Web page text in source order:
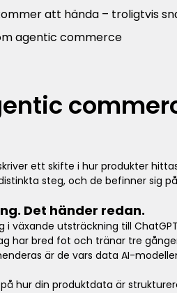
att hända – troligtvis
agentic commerce
ett skifte i hur produkter
steg, och de befinner sig
Det händer redan.
i växande utsträckning till
har bred fot och tränar tre
är de vars data AI-
hur din produktdata är